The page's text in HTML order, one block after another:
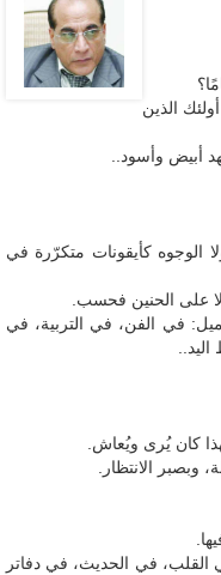
الذين
أبيض وأسود..
الوجوه كأيقونات متكرّرة في
لا على الحنين فحسب.
في الفن، في التربية، في
كان يُرى ويُعاش.
في الحديث، في دفاتر